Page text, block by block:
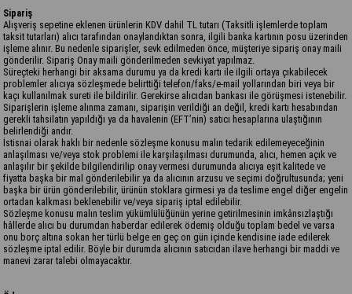
Sipariş
Alışveriş sepetine eklenen ürünlerin KDV dahil TL tutarı (Taksitli işlemlerde toplam
taksit tutarları) alıcı tarafından onaylandıktan sonra, ilgili banka kartının posu üzerinden
işleme alınır. Bu nedenle siparişler, sevk edilmeden önce, müşteriye sipariş onay maili
gönderilir. Sipariş Onay maili gönderilmeden sevkiyat yapılmaz.
Süreçteki herhangi bir aksama durumu ya da kredi kartı ile ilgili ortaya çıkabilecek
problemler alıcıya sözleşmede belirttiği telefon/faks/e-mail yollarından biri veya bir
kaçı kullanılmak sureti ile bildirilir. Gerekirse alıcıdan bankası ile görüşmesi istenebilir.
Siparişlerin işleme alınma zamanı, siparişin verildiği an değil, kredi kartı hesabından
gerekli tahsilatın yapıldığı ya da havalenin (EFT’nin) satıcı hesaplarına ulaştığının
belirlendiği andır.
İstisnai olarak haklı bir nedenle sözleşme konusu malın tedarik edilemeyeceğinin
anlaşılması ve/veya stok problemi ile karşılaşılması durumunda, alıcı, hemen açık ve
anlaşılır bir şekilde bilgilendirilip onay vermesi durumunda alıcıya eşit kalitede ve
fiyatta başka bir mal gönderilebilir ya da alıcının arzusu ve seçimi doğrultusunda; yeni
başka bir ürün gönderilebilir, ürünün stoklara girmesi ya da teslime engel diğer engelin
ortadan kalkması beklenebilir ve/veya sipariş iptal edilebilir.
Sözleşme konusu malın teslim yükümlülüğünün yerine getirilmesinin imkânsızlaştığı
hâllerde alıcı bu durumdan haberdar edilerek ödemiş olduğu toplam bedel ve varsa
onu borç altına sokan her türlü belge en geç on gün içinde kendisine iade edilerek
sözleşme iptal edilir. Böyle bir durumda alıcının satıcıdan ilave herhangi bir maddi ve
manevi zarar talebi olmayacaktır.